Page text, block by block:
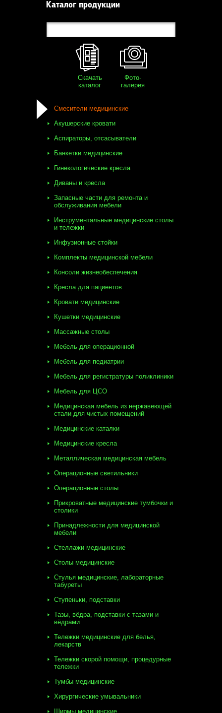
Каталог продукции
Скачать
каталог
Фото-
галерея
Смесители медицинские
Акушерские кровати
Аспираторы, отсасыватели
Банкетки медицинские
Гинекологические кресла
Диваны и кресла
Запасные части для ремонта и
обслуживания мебели
Инструментальные медицинские столы
и тележки
Инфузионные стойки
Комплекты медицинской мебели
Консоли жизнеобеспечения
Кресла для пациентов
Кровати медицинские
Кушетки медицинские
Массажные столы
Мебель для операционной
Мебель для педиатрии
Мебель для регистратуры поликлиники
Мебель для ЦСО
Медицинская мебель из нержавеющей
стали для чистых помещений
Медицинские каталки
Медицинские кресла
Металлическая медицинская мебель
Операционные светильники
Операционные столы
Прикроватные медицинские тумбочки и
столики
Принадлежности для медицинской
мебели
Стеллажи медицинские
Столы медицинские
Стулья медицинские, лабораторные
табуреты
Ступеньки, подставки
Тазы, вёдра, подставки с тазами и
вёдрами
Тележки медицинские для белья,
лекарств
Тележки скорой помощи, процедурные
тележки
Тумбы медицинские
Хирургические умывальники
Ширмы медицинские